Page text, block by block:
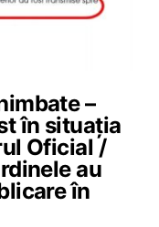
–
în situația
Oficial /
au
în